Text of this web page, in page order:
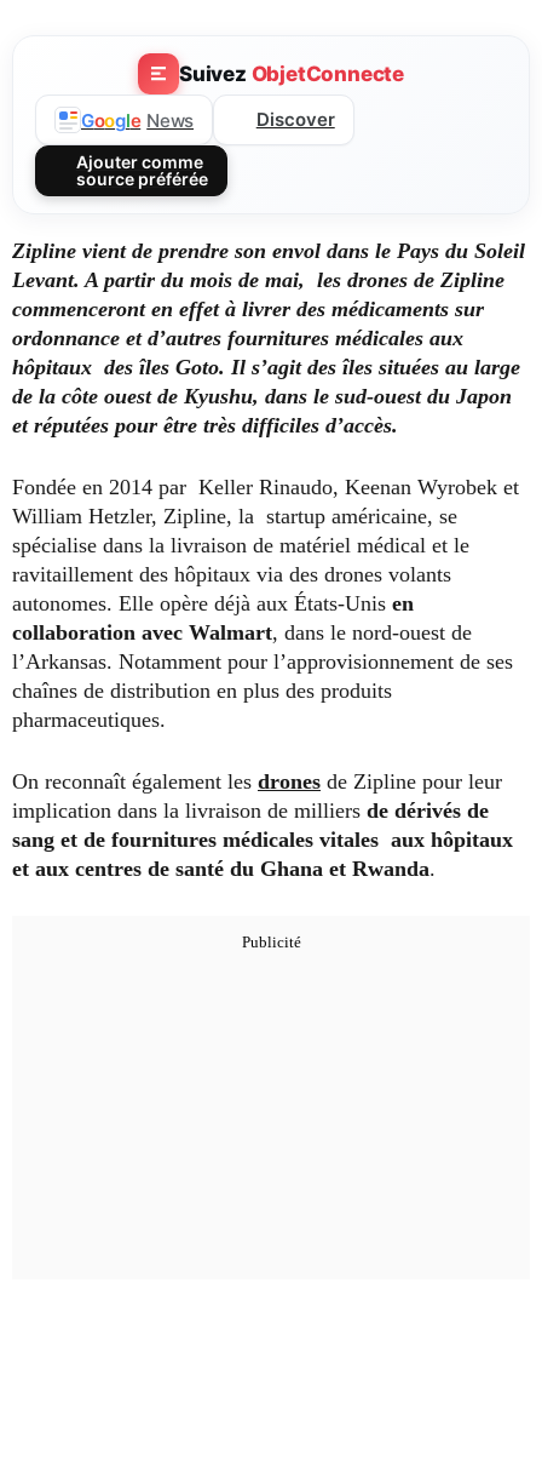
Suivez ObjetConnecte
Google News Discover
Ajouter comme
source préférée
Zipline vient de prendre son envol dans le Pays du Soleil
Levant. A partir du mois de mai, les drones de Zipline
commenceront en effet à livrer des médicaments sur
ordonnance et d’autres fournitures médicales aux
hôpitaux des îles Goto. Il s’agit des îles situées au large
de la côte ouest de Kyushu, dans le sud-ouest du Japon
et réputées pour être très difficiles d’accès.
Fondée en 2014 par Keller Rinaudo, Keenan Wyrobek et
William Hetzler, Zipline, la startup américaine, se
spécialise dans la livraison de matériel médical et le
ravitaillement des hôpitaux via des drones volants
autonomes. Elle opère déjà aux États-Unis en
collaboration avec Walmart, dans le nord-ouest de
l’Arkansas. Notamment pour l’approvisionnement de ses
chaînes de distribution en plus des produits
pharmaceutiques.
On reconnaît également les drones de Zipline pour leur
implication dans la livraison de milliers de dérivés de
sang et de fournitures médicales vitales aux hôpitaux
et aux centres de santé du Ghana et Rwanda.